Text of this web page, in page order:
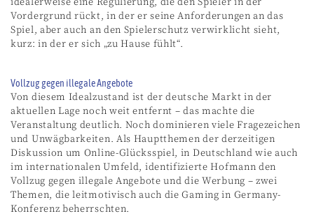
Vordergrund rückt, in der er seine Anforderungen an das
Spiel, aber auch an den Spielerschutz verwirklicht sieht,
kurz: in der er sich „zu Hause fühlt“.
Vollzug gegen illegale Angebote
Von diesem Idealzustand ist der deutsche Markt in der
aktuellen Lage noch weit entfernt – das machte die
Veranstaltung deutlich. Noch dominieren viele Fragezeichen
und Unwägbarkeiten. Als Hauptthemen der derzeitigen
Diskussion um Online-Glücksspiel, in Deutschland wie auch
im internationalen Umfeld, identifizierte Hofmann den
Vollzug gegen illegale Angebote und die Werbung – zwei
Themen, die leitmotivisch auch die Gaming in Germany-
Konferenz beherrschten.